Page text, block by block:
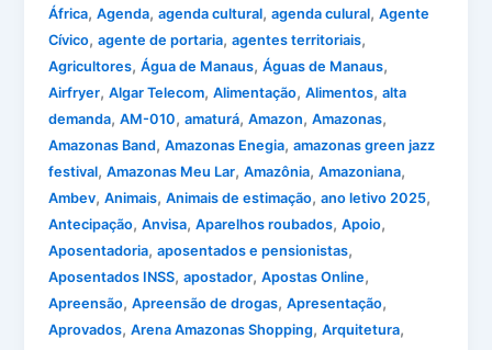
África,Agenda,agenda cultural,agenda culural,Agente
Cívico,agente de portaria,agentes territoriais,
Agricultores,Água de Manaus,Águas de Manaus,
Airfryer,Algar Telecom,Alimentação,Alimentos,alta
demanda,AM-010,amaturá,Amazon,Amazonas,
Amazonas Band,Amazonas Enegia,amazonas green jazz
festival,Amazonas Meu Lar,Amazônia,Amazoniana,
Ambev,Animais,Animais de estimação,ano letivo 2025,
Antecipação,Anvisa,Aparelhos roubados,Apoio,
Aposentadoria,aposentados e pensionistas,
Aposentados INSS,apostador,Apostas Online,
Apreensão,Apreensão de drogas,Apresentação,
Aprovados,Arena Amazonas Shopping,Arquitetura,